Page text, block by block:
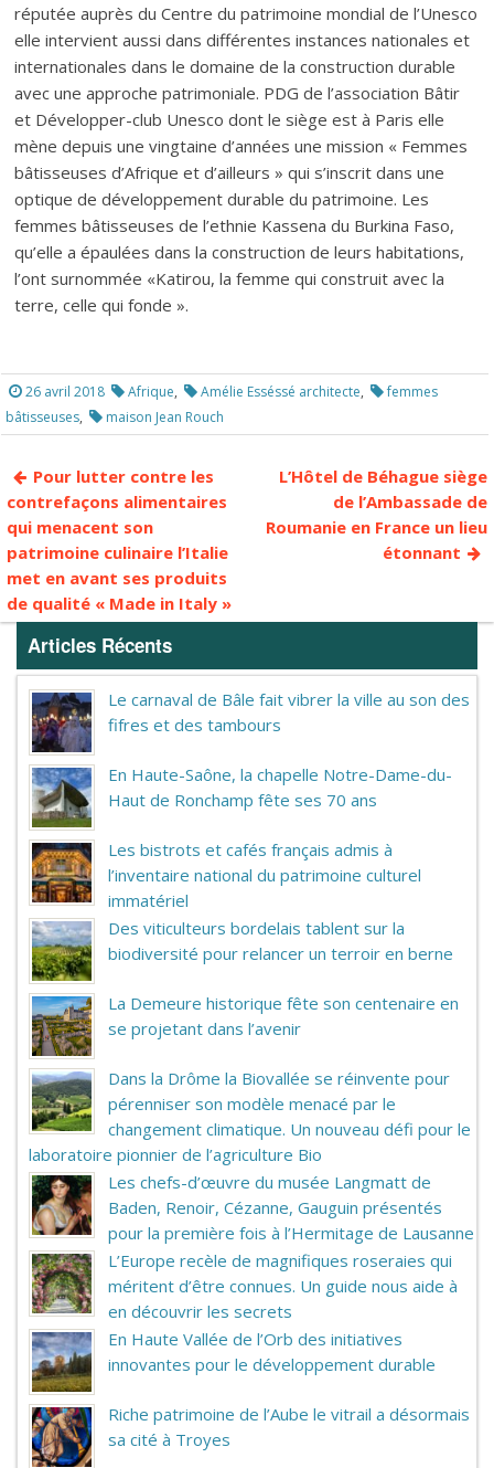
réputée auprès du Centre du patrimoine mondial de l’Unesco
elle intervient aussi dans différentes instances nationales et
internationales dans le domaine de la construction durable
avec une approche patrimoniale. PDG de l’association Bâtir
et Développer-club Unesco dont le siège est à Paris elle
mène depuis une vingtaine d’années une mission « Femmes
bâtisseuses d’Afrique et d’ailleurs » qui s’inscrit dans une
optique de développement durable du patrimoine. Les
femmes bâtisseuses de l’ethnie Kassena du Burkina Faso,
qu’elle a épaulées dans la construction de leurs habitations,
l’ont surnommée «Katirou, la femme qui construit avec la
terre, celle qui fonde ».
26 avril 2018 Afrique, Amélie Esséssé architecte,
femmes
bâtisseuses, maison Jean Rouch
Pour lutter contre les
contrefaçons alimentaires
qui menacent son
patrimoine culinaire l’Italie
met en avant ses produits
de qualité « Made in Italy »
L’Hôtel de Béhague siège
de l’Ambassade de
Roumanie en France un lieu
étonnant
Articles Récents
Le carnaval de Bâle fait vibrer la ville au son des
fifres et des tambours
En Haute-Saône, la chapelle Notre-Dame-du-
Haut de Ronchamp fête ses 70 ans
Les bistrots et cafés français admis à
l’inventaire national du patrimoine culturel
immatériel
Des viticulteurs bordelais tablent sur la
biodiversité pour relancer un terroir en berne
La Demeure historique fête son centenaire en
se projetant dans l’avenir
Dans la Drôme la Biovallée se réinvente pour
pérenniser son modèle menacé par le
changement climatique. Un nouveau défi pour le
laboratoire pionnier de l’agriculture Bio
Les chefs-d’œuvre du musée Langmatt de
Baden, Renoir, Cézanne, Gauguin présentés
pour la première fois à l’Hermitage de Lausanne
L’Europe recèle de magnifiques roseraies qui
méritent d’être connues. Un guide nous aide à
en découvrir les secrets
En Haute Vallée de l’Orb des initiatives
innovantes pour le développement durable
Riche patrimoine de l’Aube le vitrail a désormais
sa cité à Troyes